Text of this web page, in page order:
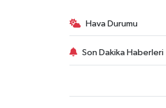
Hava Durumu
Son Dakika Haberleri